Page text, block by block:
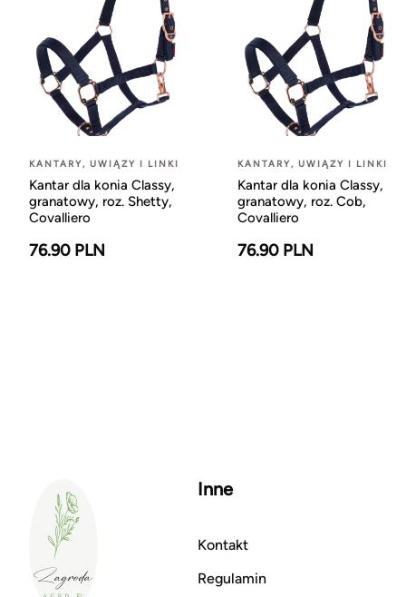
KANTARY, UWIĄZY I LINKI
Kantar dla konia Classy,
granatowy, roz. Shetty,
Covalliero
76.90 PLN
KANTARY, UWIĄZY I LINKI
Kantar dla konia Classy,
granatowy, roz. Cob,
Covalliero
76.90 PLN
Inne
Kontakt
Regulamin